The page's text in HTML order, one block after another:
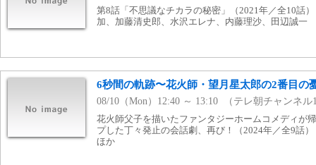
第8話「不思議なチカラの秘密」（2021年／全10話
加、加藤清史郎、水沢エレナ、内藤理沙、田辺誠一
6秒間の軌跡〜花火師・望月星太郎の2番目の
08/10（Mon）12:40 ～ 13:10 （テレ朝チャンネル
花火師父子を描いたファンタジーホームコメディが
プした丁々発止の会話劇、再び！（2024年／全9話
ほか